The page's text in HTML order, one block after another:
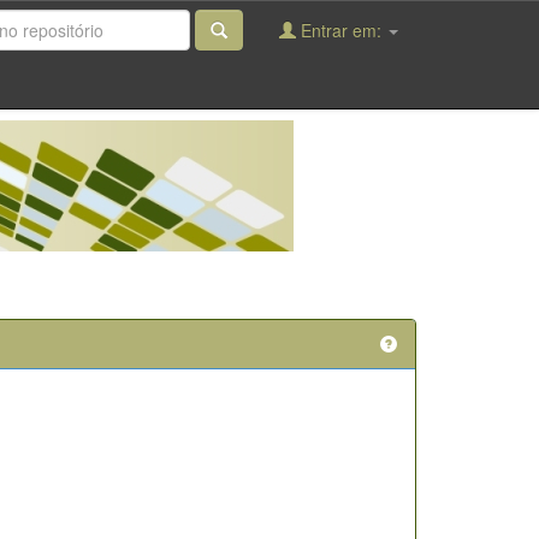
Entrar em: